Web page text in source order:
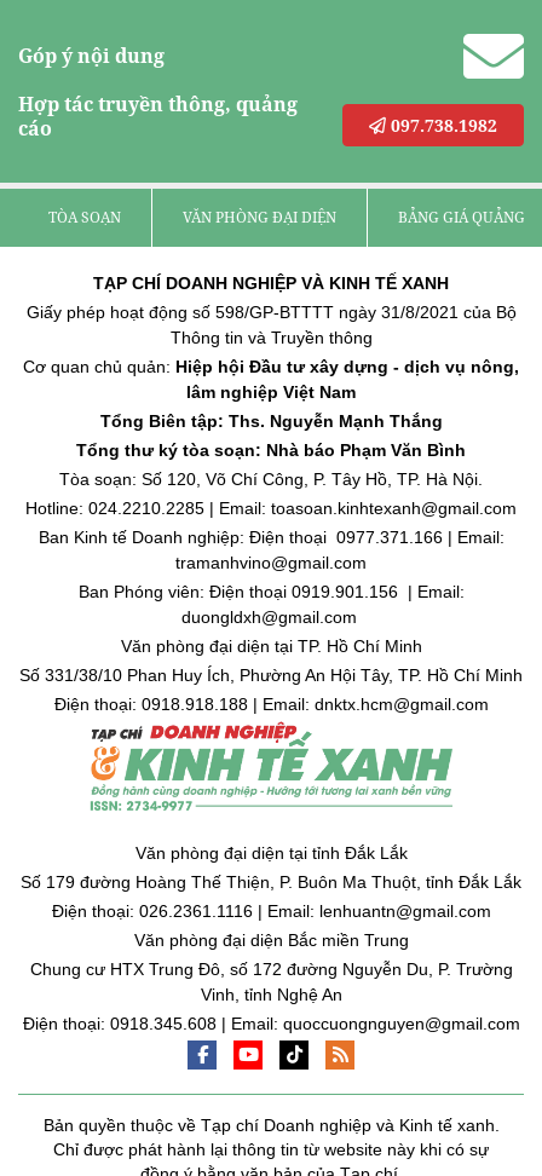
Góp ý nội dung
Hợp tác truyền thông, quảng
cáo
097.738.1982
TÒA SOẠN VĂN PHÒNG ĐẠI DIỆN BẢNG GIÁ QUẢNG
TẠP CHÍ DOANH NGHIỆP VÀ KINH TẾ XANH
Giấy phép hoạt động số 598/GP-BTTTT ngày 31/8/2021 của Bộ
Thông tin và Truyền thông
Cơ quan chủ quản: Hiệp hội Đầu tư xây dựng - dịch vụ nông,
lâm nghiệp Việt Nam
Tổng Biên tập: Ths. Nguyễn Mạnh Thắng
Tổng thư ký tòa soạn: Nhà báo Phạm Văn Bình
Tòa soạn: Số 120, Võ Chí Công, P. Tây Hồ, TP. Hà Nội.
Hotline: 024.2210.2285 | Email: toasoan.kinhtexanh@gmail.com
Ban Kinh tế Doanh nghiệp: Điện thoại 0977.371.166 | Email:
tramanhvino@gmail.com
Ban Phóng viên: Điện thoại 0919.901.156 | Email:
duongldxh@gmail.com
Văn phòng đại diện tại TP. Hồ Chí Minh
Số 331/38/10 Phan Huy Ích, Phường An Hội Tây, TP. Hồ Chí Minh
Điện thoại: 0918.918.188 | Email: dnktx.hcm@gmail.com
Văn phòng đại diện tại tỉnh Đắk Lắk
Số 179 đường Hoàng Thế Thiện, P. Buôn Ma Thuột, tỉnh Đắk Lắk
Điện thoại: 026.2361.1116 | Email: lenhuantn@gmail.com
Văn phòng đại diện Bắc miền Trung
Chung cư HTX Trung Đô, số 172 đường Nguyễn Du, P. Trường
Vinh, tỉnh Nghệ An
Điện thoại: 0918.345.608 | Email: quoccuongnguyen@gmail.com
Bản quyền thuộc về Tạp chí Doanh nghiệp và Kinh tế xanh.
Chỉ được phát hành lại thông tin từ website này khi có sự